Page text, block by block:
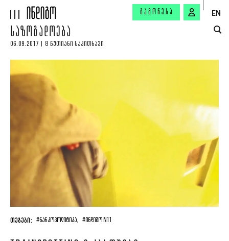
ᲒᲐᲛᲝᲬᲔᲠᲐ EN
ᲡᲐᲖᲝᲒᲐᲓᲝᲔᲑᲐ
06.09.2017 | 8 ᲬᲣᲗᲘᲐᲜᲘ ᲡᲐᲙᲘᲗᲮᲐᲕᲘ
ᲗᲔᲒᲔᲑᲘ: #ᲜᲐᲠᲙᲝᲞᲝᲚᲘᲢᲘᲙᲐ, #ᲘᲜᲓᲘᲒᲝ N11